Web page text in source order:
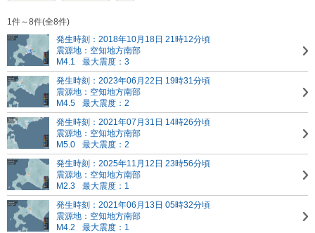
1件～8件(全8件)
発生時刻：2018年10月18日 21時12分頃
震源地：空知地方南部
M4.1
最大震度：3
発生時刻：2023年06月22日 19時31分頃
震源地：空知地方南部
M4.5
最大震度：2
発生時刻：2021年07月31日 14時26分頃
震源地：空知地方南部
M5.0
最大震度：2
発生時刻：2025年11月12日 23時56分頃
震源地：空知地方南部
M2.3
最大震度：1
発生時刻：2021年06月13日 05時32分頃
震源地：空知地方南部
M4.2
最大震度：1